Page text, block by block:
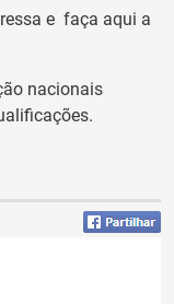
e faça aqui a
nacionais